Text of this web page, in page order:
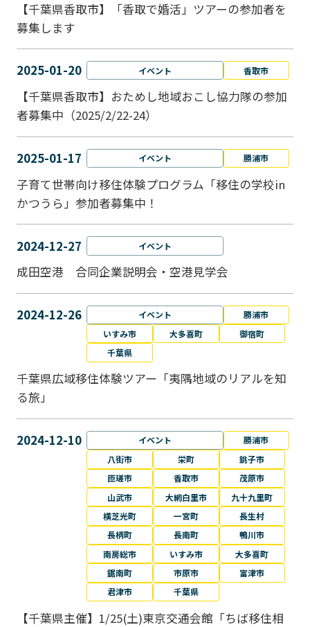
【千葉県香取市】「香取で婚活」ツアーの参加者を
募集します
2025-01-20 イベント 香取市
【千葉県香取市】おためし地域おこし協力隊の参加
者募集中（2025/2/22-24）
2025-01-17 イベント 勝浦市
子育て世帯向け移住体験プログラム「移住の学校in
かつうら」参加者募集中！
2024-12-27 イベント
成田空港 合同企業説明会・空港見学会
2024-12-26 イベント
勝浦市
いすみ市
大多喜町
御宿町
千葉県
千葉県広域移住体験ツアー「夷隅地域のリアルを知
る旅」
2024-12-10 イベント
勝浦市
八街市
栄町
銚子市
匝瑳市
香取市
茂原市
山武市
大網白里市
九十九里町
横芝光町
一宮町
長生村
長柄町
長南町
鴨川市
南房総市
いすみ市
大多喜町
鋸南町
市原市
富津市
君津市
千葉県
【千葉県主催】1/25(土)東京交通会館「ちば移住相